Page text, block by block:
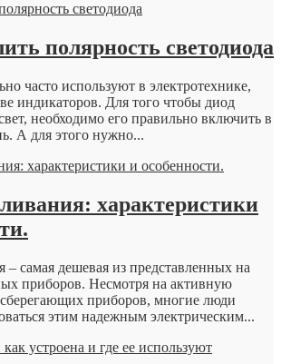
полярность светодиода
часто используют в электротехнике,
индикаторов. Для того чтобы диод
необходимо его правильно включить в
А для этого нужно...
характеристики
– самая дешевая из представленных на
приборов. Несмотря на активную
приборов, многие люди
этим надежным электрическим...